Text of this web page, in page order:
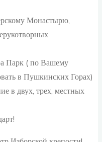
Монастырю,
Парк ( по Вашему
в Пушкинских Горах)
в двух, трех, местных